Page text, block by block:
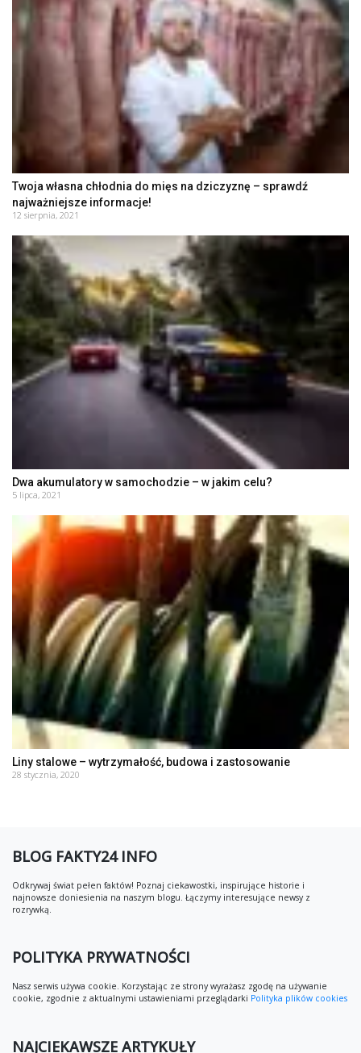
Twoja własna chłodnia do mięs na dziczyznę – sprawdź
najważniejsze informacje!
12 sierpnia, 2021
Dwa akumulatory w samochodzie – w jakim celu?
5 lipca, 2021
Liny stalowe – wytrzymałość, budowa i zastosowanie
28 stycznia, 2020
BLOG FAKTY24 INFO
Odkrywaj świat pełen faktów! Poznaj ciekawostki, inspirujące historie i
najnowsze doniesienia na naszym blogu. Łączymy interesujące newsy z
rozrywką.
POLITYKA PRYWATNOŚCI
Nasz serwis używa cookie. Korzystając ze strony wyrażasz zgodę na używanie
cookie, zgodnie z aktualnymi ustawieniami przeglądarki Polityka plików cookies
NAJCIEKAWSZE ARTYKUŁY